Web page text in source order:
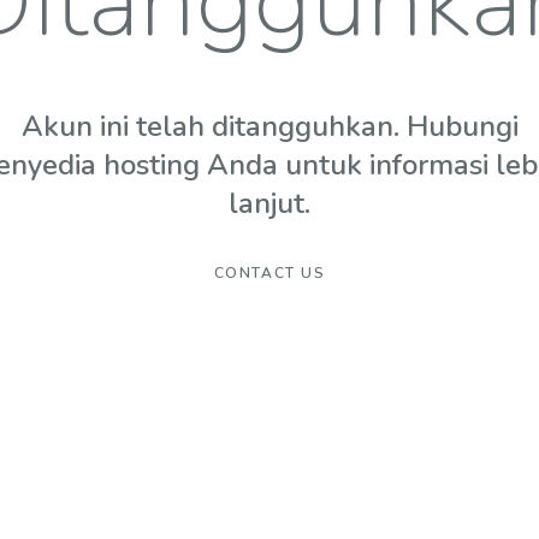
Akun ini telah ditangguhkan. Hubungi
hosting Anda untuk informasi
lanjut.
CONTACT US